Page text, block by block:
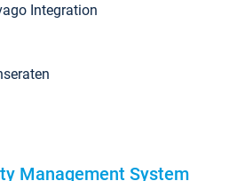
Integration
Management System